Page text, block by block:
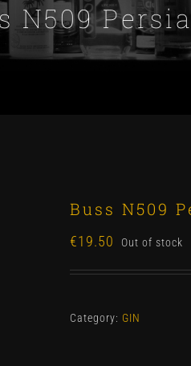
N509
Buss N509
€19.50 Out of stock
Category: GIN